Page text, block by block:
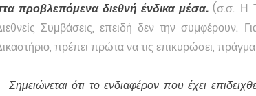
προβλεπόμενα διεθνή ένδικα μέσα.(σ.σ. Η
Συμβάσεις, επειδή δεν την συμφέρουν.
πρέπει πρώτα να τις επικυρώσει,
Σημειώνεται ότι το ενδιαφέρον που έχει